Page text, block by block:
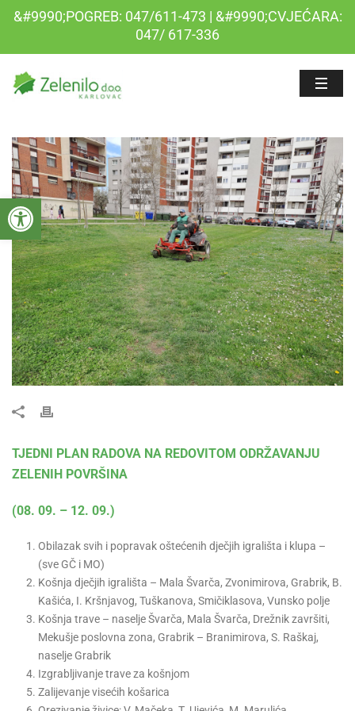
Open toolbar
&#9990;POGREB: 047/611-473 | &#9990;CVJEĆARA:
047/ 617-336
TJEDNI PLAN RADOVA NA REDOVITOM ODRŽAVANJU
ZELENIH POVRŠINA
(08. 09. – 12. 09.)
Obilazak svih i popravak oštećenih dječjih igrališta i klupa –
(sve GČ i MO)
Košnja dječjih igrališta – Mala Švarča, Zvonimirova, Grabrik, B.
Kašića, I. Kršnjavog, Tuškanova, Smičiklasova, Vunsko polje
Košnja trave – naselje Švarča, Mala Švarča, Drežnik završiti,
Mekušje poslovna zona, Grabrik – Branimirova, S. Raškaj,
naselje Grabrik
Izgrabljivanje trave za košnjom
Zalijevanje visećih košarica